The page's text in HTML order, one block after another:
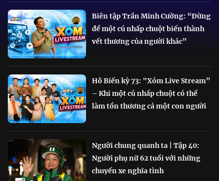
Biên tập Trần Minh Cường: “Đừng
để một cú nhấp chuột biến thành
vết thương của người khác”
Hô Biến kỳ 73: "Xóm Live Stream”
– Khi một cú nhấp chuột có thể
làm tổn thương cả một con người
Người chung quanh ta | Tập 40:
Người phụ nữ 62 tuổi với những
chuyến xe nghĩa tình